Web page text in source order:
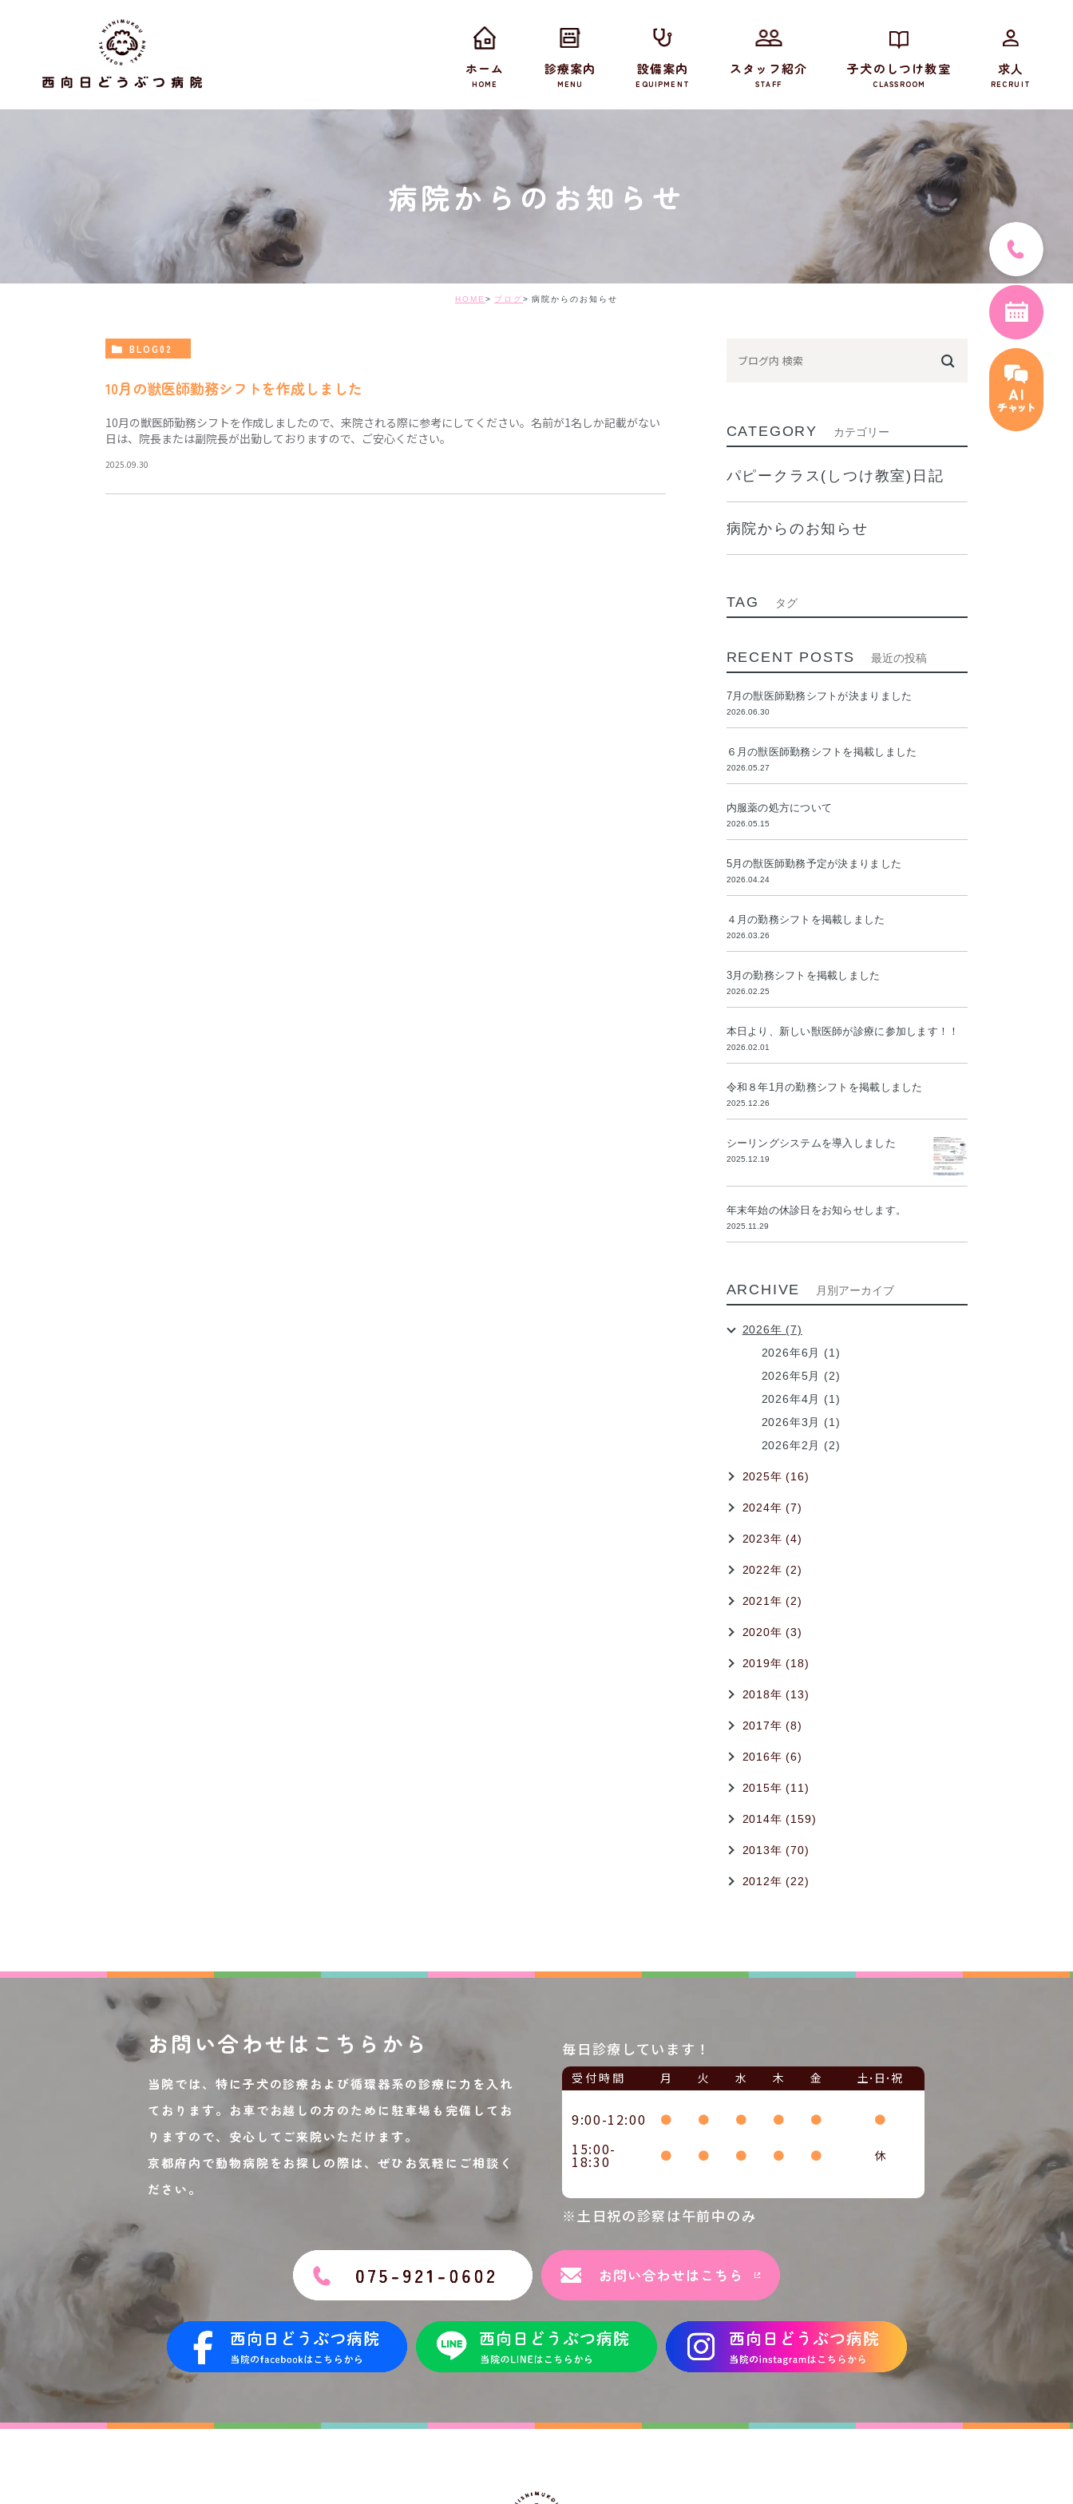
ホーム
HOME
診療案内
MENU
設備案内
EQUIPMENT
スタッフ紹介
STAFF
子犬のしつけ教室
CLASSROOM
求人
RECRUIT
病院からのお知らせ
HOME ブログ 病院からのお知らせ
BLOG02
10月の獣医師勤務シフトを作成しました
10月の獣医師勤務シフトを作成しましたので、来院される際に参考にしてください。名前が1名しか記載がない
日は、院長または副院長が出勤しておりますので、ご安心ください。
2025.09.30
CATEGORY カテゴリー
パピークラス(しつけ教室)日記
病院からのお知らせ
TAG タグ
RECENT POSTS 最近の投稿
7月の獣医師勤務シフトが決まりました
2026.06.30
６月の獣医師勤務シフトを掲載しました
2026.05.27
内服薬の処方について
2026.05.15
5月の獣医師勤務予定が決まりました
2026.04.24
４月の勤務シフトを掲載しました
2026.03.26
3月の勤務シフトを掲載しました
2026.02.25
本日より、新しい獣医師が診療に参加します！！
2026.02.01
令和８年1月の勤務シフトを掲載しました
2025.12.26
シーリングシステムを導入しました
2025.12.19
年末年始の休診日をお知らせします。
2025.11.29
ARCHIVE 月別アーカイブ
2026年 (7)
2026年6月 (1)
2026年5月 (2)
2026年4月 (1)
2026年3月 (1)
2026年2月 (2)
2025年 (16)
2024年 (7)
2023年 (4)
2022年 (2)
2021年 (2)
2020年 (3)
2019年 (18)
2018年 (13)
2017年 (8)
2016年 (6)
2015年 (11)
2014年 (159)
2013年 (70)
2012年 (22)
お問い合わせは こちらから
当院では、特に子犬の診療および循環器系の診療に力を入れ
ております。お車でお越しの方のために駐車場も完備してお
りますので、安心してご来院いただけます。
京都府内で動物病院をお探しの際は、ぜひお気軽にご相談く
ださい。
毎日診療しています！
受付時間 月 火 水 木 金 土･日･祝
9:00-12:00 ● ● ● ● ● ●
15:00-
18:30 ● ● ● ● ● 休
※土日祝の診察は午前中のみ